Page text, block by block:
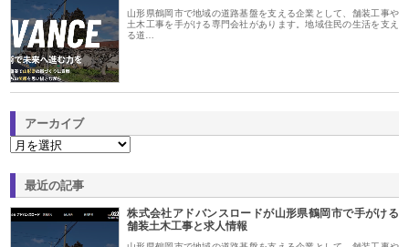
山形県鶴岡市で地域の道路基盤を支える企業として、舗装工事や
土木工事を手がける専門会社があります。地域住民の生活を支え
る道…
アーカイブ
最近の記事
株式会社アドバンスロードが山形県鶴岡市で手がける
舗装土木工事と求人情報